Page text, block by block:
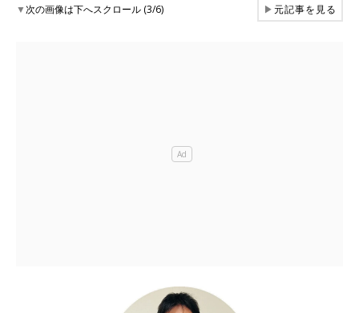
▼次の画像は下へスクロール (3/6) ▶元記事を見る